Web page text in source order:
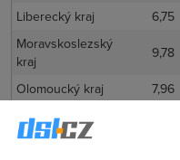
Liberecký kraj
6,75
Moravskoslezský
kraj
9,78
Olomoucký kraj
7,96
Pardubický kraj
Plzeňský kraj